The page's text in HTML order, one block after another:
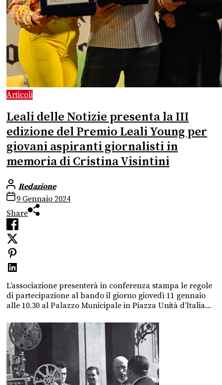
Articoli
Leali delle Notizie presenta la III
edizione del Premio Leali Young per
giovani aspiranti giornalisti in
memoria di Cristina Visintini
Redazione
9 Gennaio 2024
Share
L’associazione presenterà in conferenza stampa le regole
di partecipazione al bando il giorno giovedì 11 gennaio
alle 10.30 al Palazzo Municipale in Piazza Unità d’Italia...